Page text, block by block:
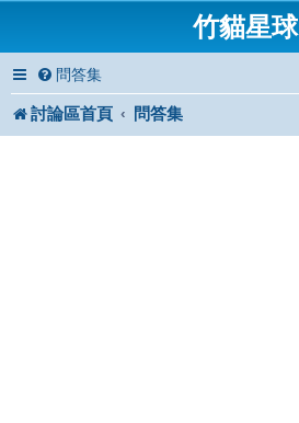
竹貓星球
問答集
討論區首頁 問答集